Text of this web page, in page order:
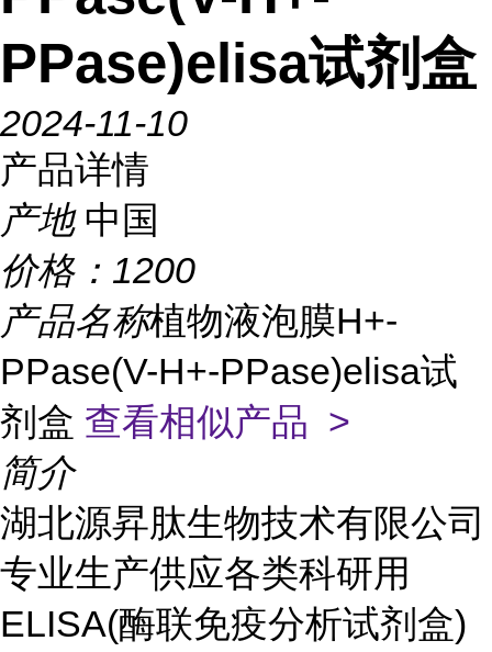
PPase)elisa试剂盒
2024-11-10
产品详情
产地 中国
价格： 1200
产品名称植物液泡膜H+-
PPase(V-H+-PPase)elisa试
剂盒 查看相似产品 >
简介
湖北源昇肽生物技术有限公司
专业生产供应各类科研用
ELISA(酶联免疫分析试剂盒)